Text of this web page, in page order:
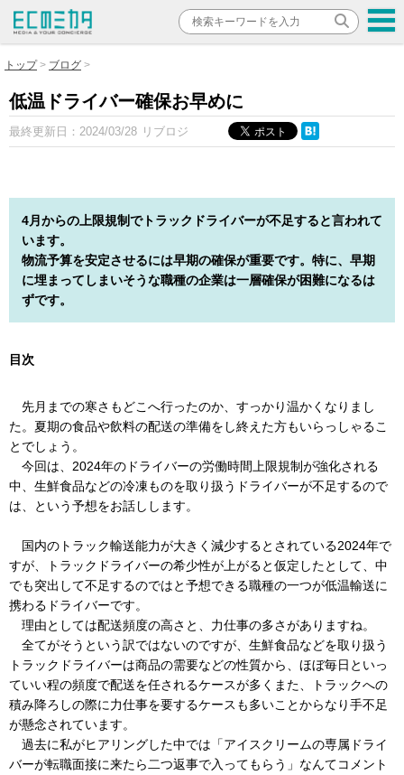
トップ ブログ
低温ドライバー確保お早めに
最終更新日： 2024/03/28 リブロジ
4月からの上限規制でトラックドライバーが不足すると言われて
います。
物流予算を安定させるには早期の確保が重要です。特に、早期
に埋まってしまいそうな職種の企業は一層確保が困難になるは
ずです。
目次
先月までの寒さもどこへ行ったのか、すっかり温かくなりまし
た。夏期の食品や飲料の配送の準備をし終えた方もいらっしゃるこ
とでしょう。
今回は、2024年のドライバーの労働時間上限規制が強化される
中、生鮮食品などの冷凍ものを取り扱うドライバーが不足するので
は、という予想をお話しします。
国内のトラック輸送能力が大きく減少するとされている2024年で
すが、トラックドライバーの希少性が上がると仮定したとして、中
でも突出して不足するのではと予想できる職種の一つが低温輸送に
携わるドライバーです。
理由としては配送頻度の高さと、力仕事の多さがありますね。
全てがそうという訳ではないのですが、生鮮食品などを取り扱う
トラックドライバーは商品の需要などの性質から、ほぼ毎日といっ
ていい程の頻度で配送を任されるケースが多くまた、トラックへの
積み降ろしの際に力仕事を要するケースも多いことからなり手不足
が懸念されています。
過去に私がヒアリングした中では「アイスクリームの専属ドライ
バーが転職面接に来たら二つ返事で入ってもらう」なんてコメント